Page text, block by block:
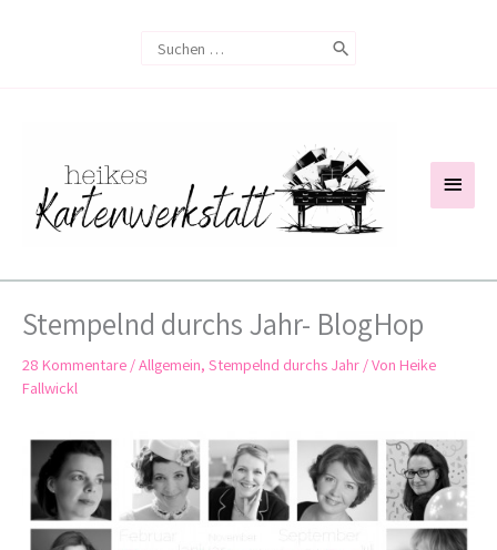
Search
Stempelnd durchs Jahr- BlogHop
28 Kommentare /Allgemein, Stempelnd durchs Jahr / Von Heike
Fallwickl